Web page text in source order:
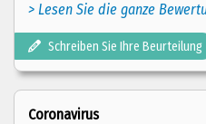
> Lesen Sie die ganze
Schreiben Sie Ihre Beurteilung
Coronavirus